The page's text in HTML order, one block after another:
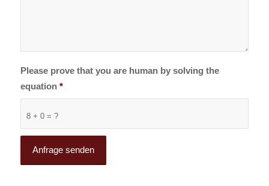
8 + 0 = ?
Please prove that you are human by solving the
equation *